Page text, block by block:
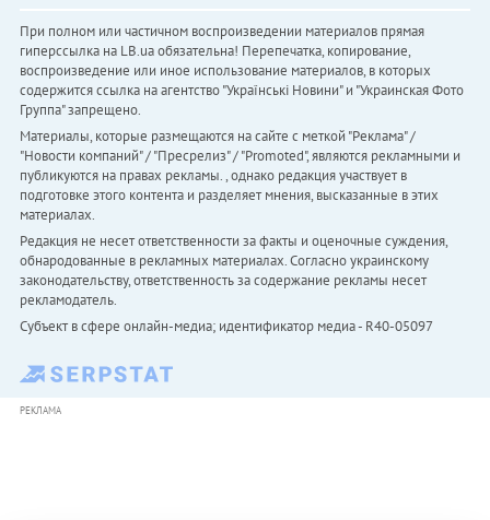
При полном или частичном воспроизведении материалов прямая
гиперссылка на LB.ua обязательна! Перепечатка, копирование,
воспроизведение или иное использование материалов, в которых
содержится ссылка на агентство "Українськi Новини" и "Украинская Фото
Группа" запрещено.
Материалы, которые размещаются на сайте с меткой "Реклама" /
"Новости компаний" / "Пресрелиз" / "Promoted", являются рекламными и
публикуются на правах рекламы. , однако редакция участвует в
подготовке этого контента и разделяет мнения, высказанные в этих
материалах.
Редакция не несет ответственности за факты и оценочные суждения,
обнародованные в рекламных материалах. Согласно украинскому
законодательству, ответственность за содержание рекламы несет
рекламодатель.
Субъект в сфере онлайн-медиа; идентификатор медиа - R40-05097
РЕКЛАМА